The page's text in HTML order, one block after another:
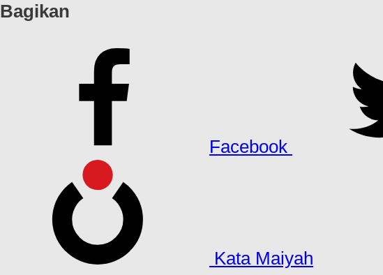
Bagikan
Facebook
Kata Maiyah